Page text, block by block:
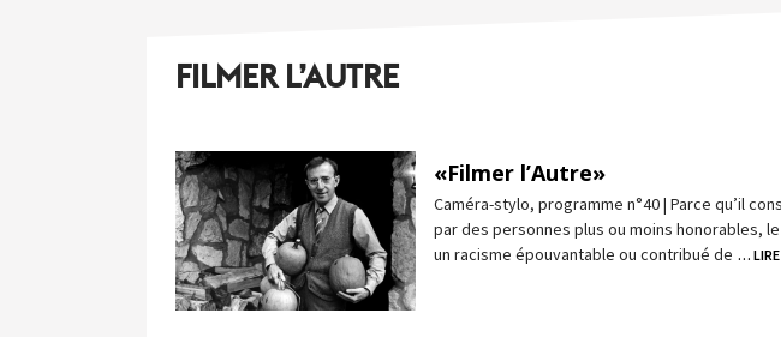
FILMER L’AUTRE
«Filmer l’Autre»
Caméra-stylo, programme n°40 | Parce qu’il
par des personnes plus ou moins honorables,
un racisme épouvantable ou contribué de … LIRE